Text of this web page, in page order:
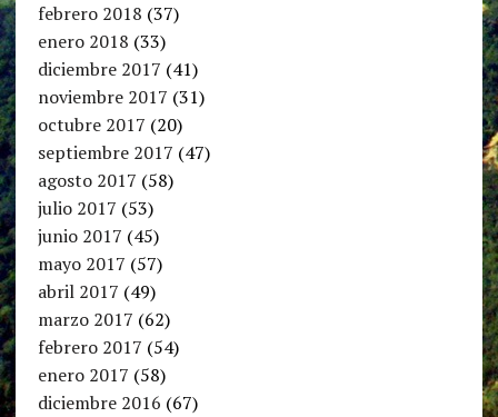
febrero 2018 (37)
enero 2018 (33)
diciembre 2017 (41)
noviembre 2017 (31)
octubre 2017 (20)
septiembre 2017 (47)
agosto 2017 (58)
julio 2017 (53)
junio 2017 (45)
mayo 2017 (57)
abril 2017 (49)
marzo 2017 (62)
febrero 2017 (54)
enero 2017 (58)
diciembre 2016 (67)